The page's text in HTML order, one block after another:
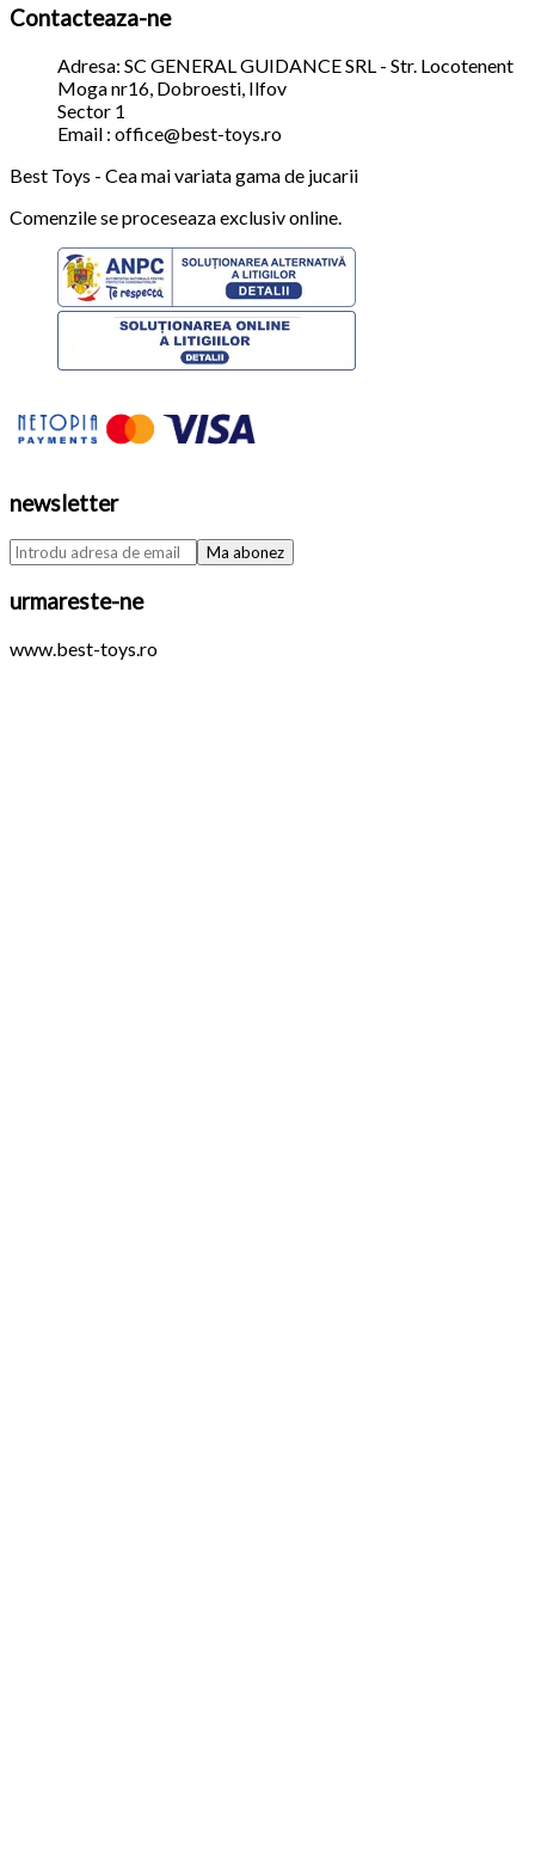
Contacteaza-ne
Adresa: SC GENERAL GUIDANCE SRL - Str. Locotenent
Moga nr16, Dobroesti, Ilfov
Sector 1
Email : office@best-toys.ro
Best Toys - Cea mai variata gama de jucarii
Comenzile se proceseaza exclusiv online.
newsletter
urmareste-ne
www.best-toys.ro